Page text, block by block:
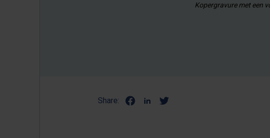
Kopergravure met een
Share: